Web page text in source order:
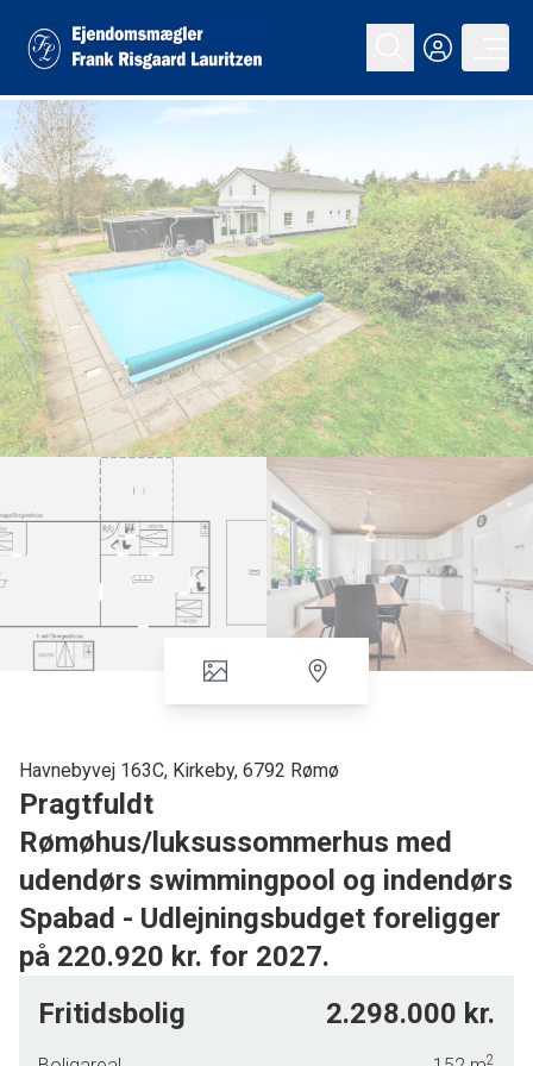
Havnebyvej 163C, Kirkeby, 6792 Rømø
Pragtfuldt
Rømøhus/luksussommerhus med
udendørs swimmingpool og indendørs
Spabad - Udlejningsbudget foreligger
på 220.920 kr. for 2027.
indendørs Spabad sælges. Huset er opført i 1870/1997 i 2 plan, og har
Fritidsbolig 2.298.000 kr.
2